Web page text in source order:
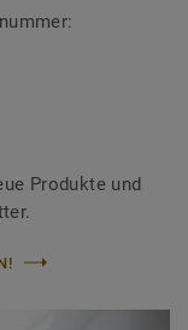
Produkte und